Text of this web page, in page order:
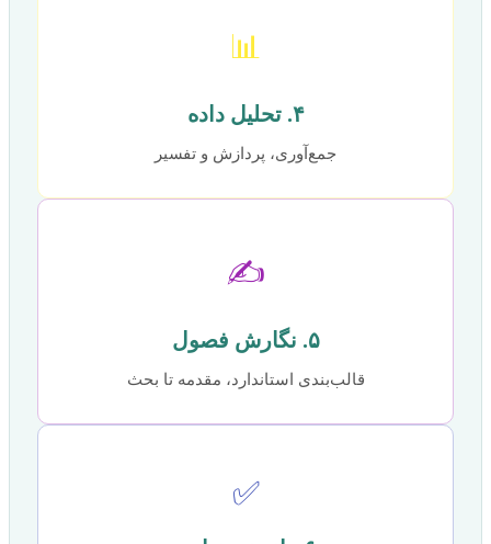
📊
۴. تحلیل داده
جمع‌آوری، پردازش و تفسیر
✍️
۵. نگارش فصول
قالب‌بندی استاندارد، مقدمه تا بحث
✅